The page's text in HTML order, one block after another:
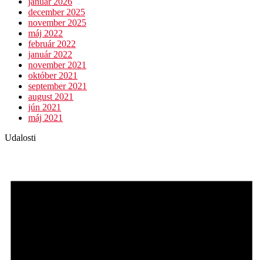
december 2025
november 2025
máj 2022
február 2022
január 2022
november 2021
október 2021
september 2021
august 2021
jún 2021
máj 2021
Udalosti